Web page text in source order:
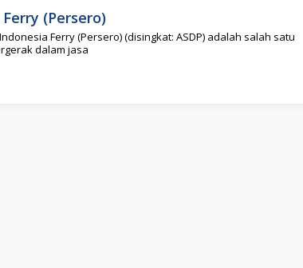
(Persero)
Ferry (Persero) (disingkat: ASDP) adalah salah satu
dalam jasa